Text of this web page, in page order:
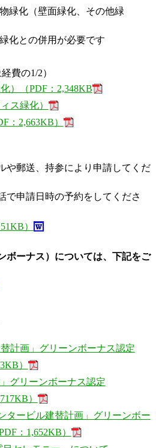
緑化（壁面緑化、その他緑
化との併用が必要です
費の1/2）
）（PDF：2,348KB
ス緑化）
：2,663KB）
や郵送、持参により申請してくだ
申請日時の予約をしてくださ
）
ボーナス）については、下記をご
計画」グリーンボーナス認定
）
グリーンボーナス認定
）
タービル建替計画」グリーンボー
：1,652KB）